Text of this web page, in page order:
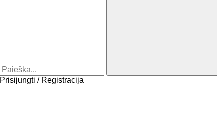
Prisijungti / Registracija